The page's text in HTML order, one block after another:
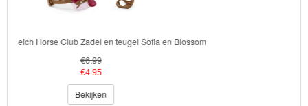
Strandlaken
Poncho
14801 Schleich Wild Life zeehond